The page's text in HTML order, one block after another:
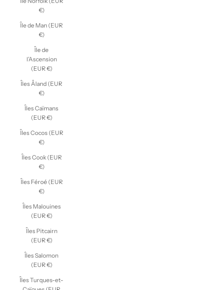
€)
Île de Man (EUR
€)
Île de
l’Ascension
(EUR €)
Îles Åland (EUR
€)
Îles Caïmans
(EUR €)
Îles Cocos (EUR
€)
Îles Cook (EUR
€)
Îles Féroé (EUR
€)
Îles Malouines
(EUR €)
Îles Pitcairn
(EUR €)
Îles Salomon
(EUR €)
Îles Turques-et-